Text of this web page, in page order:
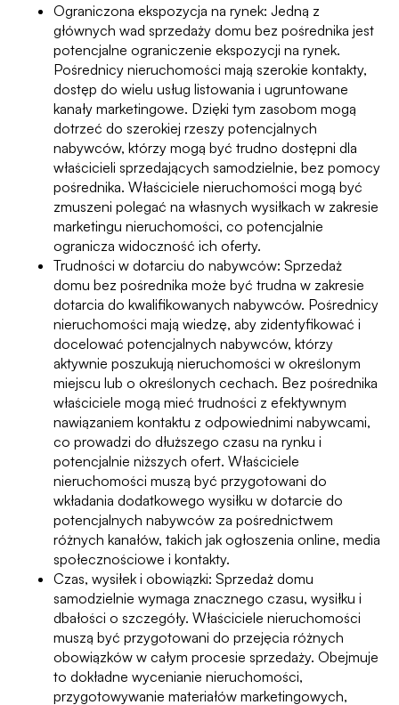
Ograniczona ekspozycja na rynek: Jedną z
głównych wad sprzedaży domu bez pośrednika jest
potencjalne ograniczenie ekspozycji na rynek.
Pośrednicy nieruchomości mają szerokie kontakty,
dostęp do wielu usług listowania i ugruntowane
kanały marketingowe. Dzięki tym zasobom mogą
dotrzeć do szerokiej rzeszy potencjalnych
nabywców, którzy mogą być trudno dostępni dla
właścicieli sprzedających samodzielnie, bez pomocy
pośrednika. Właściciele nieruchomości mogą być
zmuszeni polegać na własnych wysiłkach w zakresie
marketingu nieruchomości, co potencjalnie
ogranicza widoczność ich oferty.
Trudności w dotarciu do nabywców: Sprzedaż
domu bez pośrednika może być trudna w zakresie
dotarcia do kwalifikowanych nabywców. Pośrednicy
nieruchomości mają wiedzę, aby zidentyfikować i
docelować potencjalnych nabywców, którzy
aktywnie poszukują nieruchomości w określonym
miejscu lub o określonych cechach. Bez pośrednika
właściciele mogą mieć trudności z efektywnym
nawiązaniem kontaktu z odpowiednimi nabywcami,
co prowadzi do dłuższego czasu na rynku i
potencjalnie niższych ofert. Właściciele
nieruchomości muszą być przygotowani do
wkładania dodatkowego wysiłku w dotarcie do
potencjalnych nabywców za pośrednictwem
różnych kanałów, takich jak ogłoszenia online, media
społecznościowe i kontakty.
Czas, wysiłek i obowiązki: Sprzedaż domu
samodzielnie wymaga znacznego czasu, wysiłku i
dbałości o szczegóły. Właściciele nieruchomości
muszą być przygotowani do przejęcia różnych
obowiązków w całym procesie sprzedaży. Obejmuje
to dokładne wycenianie nieruchomości,
przygotowywanie materiałów marketingowych,